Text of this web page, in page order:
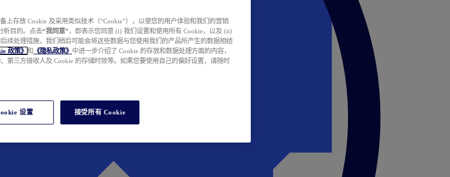
上存放 Cookie 及采用类似技术（“Cookie”），以使您的用户体验和我们的营销
析目的。点击“我同意” ，即表示您同意 (i) 我们设置和使用所有 Cookie，以及 (ii)
续处理措施，我们稍后可能会将这些数据与您使用我们的产品所产生的数据相结
政策》 和 《隐私政策》 中进一步介绍了 Cookie 的存放和数据处理方面的内容，
第三方接收人及 Cookie 的存储时效等。如果您要使用自己的偏好设置，请随时
设置 接受所有 Cookie